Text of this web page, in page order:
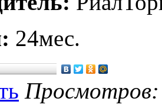
24мес.
Просмотров: